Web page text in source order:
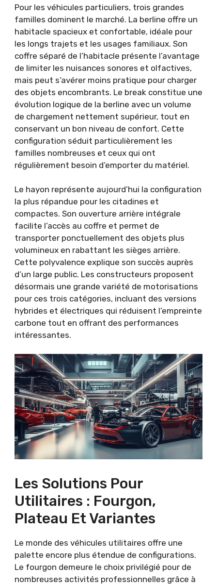
Pour les véhicules particuliers, trois grandes
familles dominent le marché. La berline offre un
habitacle spacieux et confortable, idéale pour
les longs trajets et les usages familiaux. Son
coffre séparé de l’habitacle présente l’avantage
de limiter les nuisances sonores et olfactives,
mais peut s’avérer moins pratique pour charger
des objets encombrants. Le break constitue une
évolution logique de la berline avec un volume
de chargement nettement supérieur, tout en
conservant un bon niveau de confort. Cette
configuration séduit particulièrement les
familles nombreuses et ceux qui ont
régulièrement besoin d’emporter du matériel.
Le hayon représente aujourd’hui la configuration
la plus répandue pour les citadines et
compactes. Son ouverture arrière intégrale
facilite l’accès au coffre et permet de
transporter ponctuellement des objets plus
volumineux en rabattant les sièges arrière.
Cette polyvalence explique son succès auprès
d’un large public. Les constructeurs proposent
désormais une grande variété de motorisations
pour ces trois catégories, incluant des versions
hybrides et électriques qui réduisent l’empreinte
carbone tout en offrant des performances
intéressantes.
Les Solutions Pour
Utilitaires : Fourgon,
Plateau Et Variantes
Le monde des véhicules utilitaires offre une
palette encore plus étendue de configurations.
Le fourgon demeure le choix privilégié pour de
nombreuses activités professionnelles grâce à